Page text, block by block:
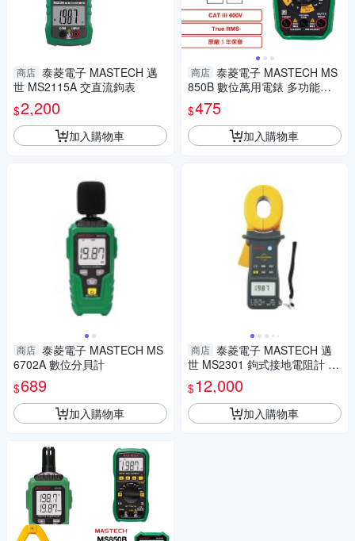
商店 泰菱電子 MASTECH 邁
世 MS2115A 交直流鉤表
$2,200
加入購物車
商店 泰菱電子 MASTECH MS
6702A 數位分貝計
$689
加入購物車
商店 泰菱電子 MASTECH MS
850B 數位萬用電錶 多功能電
氣測試工具
$475
加入購物車
商店 泰菱電子 MASTECH 邁
世 MS2301 鉤式接地電阻計 接
地電阻測試儀 非接觸測量 數據
儲存
$12,000
加入購物車